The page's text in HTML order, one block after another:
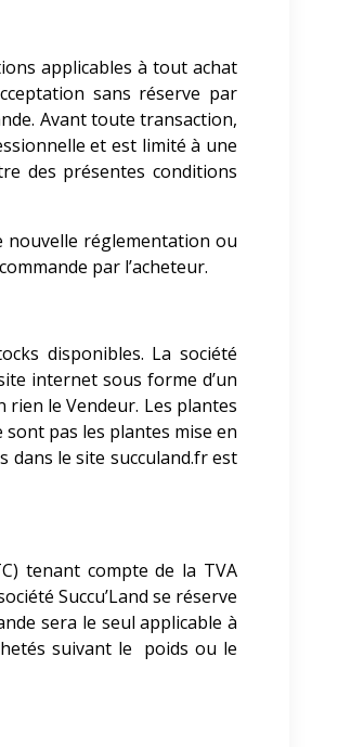
applicables à tout achat
sans réserve par
Avant toute transaction,
et est limité à une
des présentes conditions
nouvelle réglementation ou
par l’acheteur.
disponibles. La société
internet sous forme d’un
rien le Vendeur. Les plantes
pas les plantes mise en
dans le site succuland.fr est
tenant compte de la TVA
Succu’Land se réserve
sera le seul applicable à
suivant le poids ou le